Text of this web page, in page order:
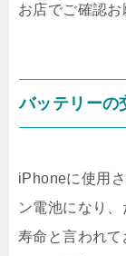
お店でご確認お
バッテリーの
iPhoneに使用
ン電池になり
寿命と言われ